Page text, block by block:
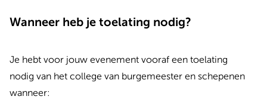
Wanneer heb je toelating nodig?
Je hebt voor jouw evenement vooraf een toelating
nodig van het college van burgemeester en schepenen
wanneer: